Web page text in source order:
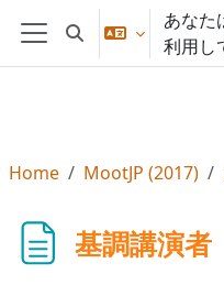
メインコンテンツへスキッ
サイドパネル
検索入力に切り替
あなた
利用し
Home MootJP (2017)
基調講演者